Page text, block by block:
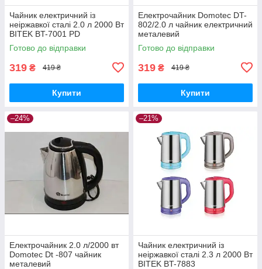
Чайник електричний із
неіржавкої сталі 2.0 л 2000 Вт
BITEK BT-7001 PD
Готово до відправки
319 ₴ 419 ₴
Купити
Електрочайник Domotec DT-
802/2.0 л чайник електричний
металевий
Готово до відправки
319 ₴ 419 ₴
Купити
–24%
Електрочайник 2.0 л/2000 вт
Domotec Dt -807 чайник
металевий
–21%
Чайник електричний із
неіржавкої сталі 2.3 л 2000 Вт
BITEK BT-7883